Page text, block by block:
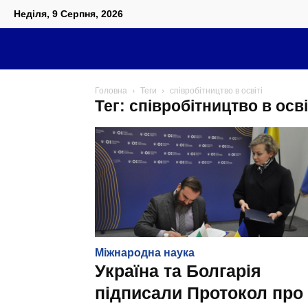
Неділя, 9 Серпня, 2026
Головна Теги співробітництво в освіті
Тег: співробітництво в
Міжнародна наука
Україна та Болгарія
підписали Протокол про